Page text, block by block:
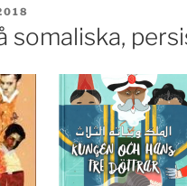
somaliska,